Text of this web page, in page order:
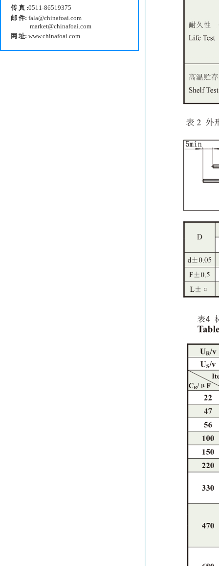
传 真 :0511-86519375
邮 件: fala@chinafoai.com
market@chinafoai.com
网 址: www.chinafoai.com